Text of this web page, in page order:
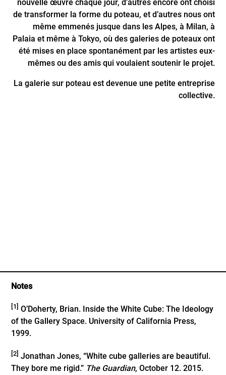
nouvelle œuvre chaque jour, d’autres encore ont choisi
de transformer la forme du poteau, et d’autres nous ont
même emmenés jusque dans les Alpes, à Milan, à
Palaia et même à Tokyo, où des galeries de poteaux ont
été mises en place spontanément par les artistes eux-
mêmes ou des amis qui voulaient soutenir le projet.
La galerie sur poteau est devenue une petite entreprise
collective.
Notes
[1] O’Doherty, Brian. Inside the White Cube: The Ideology
of the Gallery Space. University of California Press,
1999.
[2] Jonathan Jones, “White cube galleries are beautiful.
They bore me rigid.” The Guardian, October 12. 2015.